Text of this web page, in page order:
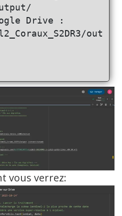
Drive :
out
vous verrez: